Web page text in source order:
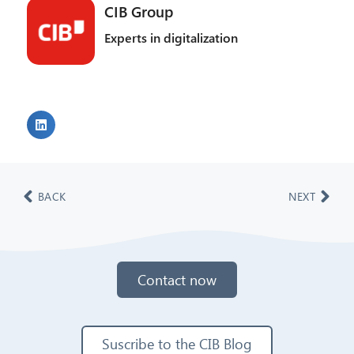
CIB Group
Experts in digitalization
BACK NEXT
Contact now
Suscribe to the CIB Blog